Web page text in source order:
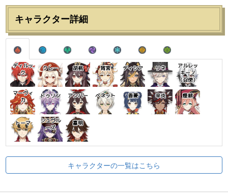
キャラクター詳細
ディルッ
ク
クレー 胡桃 宵宮 ディシア リネ
アルレッ
キーノ
（召使）
マーヴィ
カ
ドゥリン アンバー ベネット 香菱 辛炎 煙緋
トーマ
シュヴル
ーズ
嘉明
キャラクターの一覧はこちら